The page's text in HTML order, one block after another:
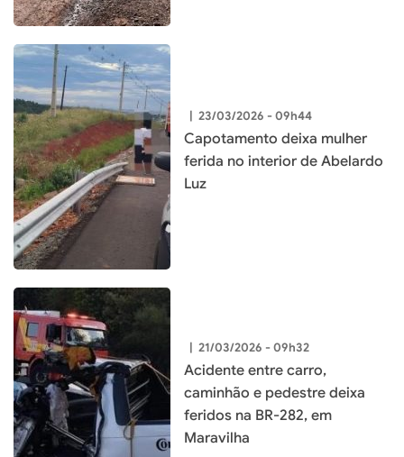
| 23/03/2026 - 09h44
Capotamento deixa mulher
ferida no interior de Abelardo
Luz
| 21/03/2026 - 09h32
Acidente entre carro,
caminhão e pedestre deixa
feridos na BR-282, em
Maravilha